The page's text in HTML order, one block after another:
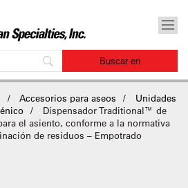
Accesorios para aseos
Unidades
Dispensador Traditional™ de
el asiento, conforme a la normativa
de residuos – Empotrado